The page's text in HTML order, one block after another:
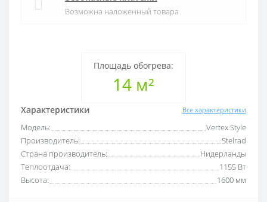
Площадь обогрева:
14 м²
Характеристики Все характеристики
Модель:
Vertex Style
Производитель:
Stelrad
Страна производитель:
Нидерланды
Теплоотдача:
1155 Вт
Высота:
1600 мм
Возможна наложенный товара